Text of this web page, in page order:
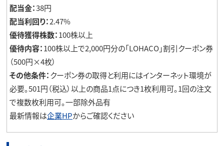
配当金：38円
配当利回り：2.47%
優待獲得株数：100株以上
優待内容：100株以上で2,000円分の「LOHACO」割引クーポン券
（500円×4枚）
その他条件：クーポン券の取得と利用にはインターネット環境が
必要。501円（税込）以上の商品1点につき1枚利用可。1回の注文
で複数枚利用可。一部除外品有
最新情報は企業HPからご確認ください